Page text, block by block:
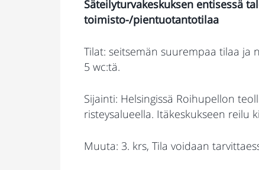
Säteilyturvakeskuksen entisessä
toimisto-/pientuotantotilaa
Tilat: seitsemän suurempaa tilaa ja
5 wc:tä.
Sijainti: Helsingissä Roihupellon
risteysalueella. Itäkeskukseen reilu
Muuta: 3. krs, Tila voidaan